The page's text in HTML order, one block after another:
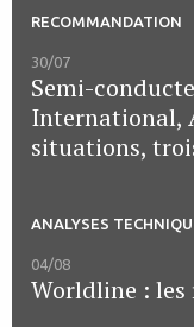
RECOMMANDATION
30/07
Semi-
International,
situations,
ANALYSES
04/08
Worldline :